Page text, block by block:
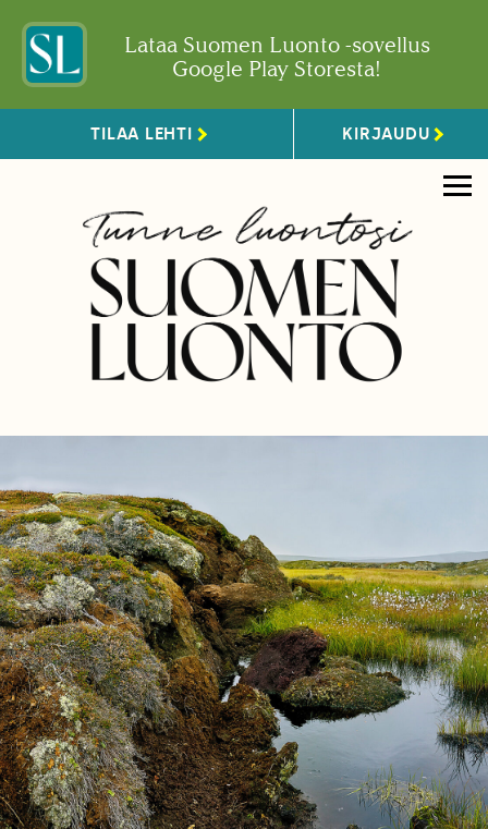
Lataa Suomen Luonto -sovellus
Google Play Storesta!
TILAA LEHTI KIRJAUDU